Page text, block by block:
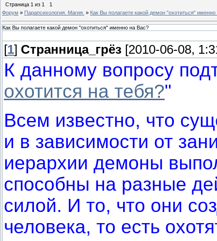
Страница 1 из 1
1
Форум » Парапсихология. Магия. » Как Вы полагаете какой демон "охотиться"
Как Вы полагаете какой демон "охотиться" именно на Вас?
[1] Странница_грёз [2010-06-08,
К данному вопросу
охотится на тебя?"
Всем известно, что
и в зависимости от
иерархии демоны
способны на разные
силой. И то, что они
человека, то есть